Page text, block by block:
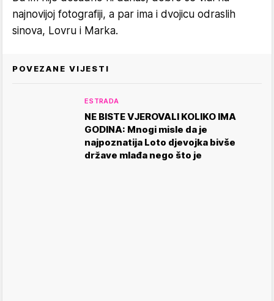
najnovijoj fotografiji, a par ima i dvojicu odraslih
sinova, Lovru i Marka.
POVEZANE VIJESTI
ESTRADA
NE BISTE VJEROVALI KOLIKO IMA
GODINA: Mnogi misle da je
najpoznatija Loto djevojka bivše
države mlađa nego što je